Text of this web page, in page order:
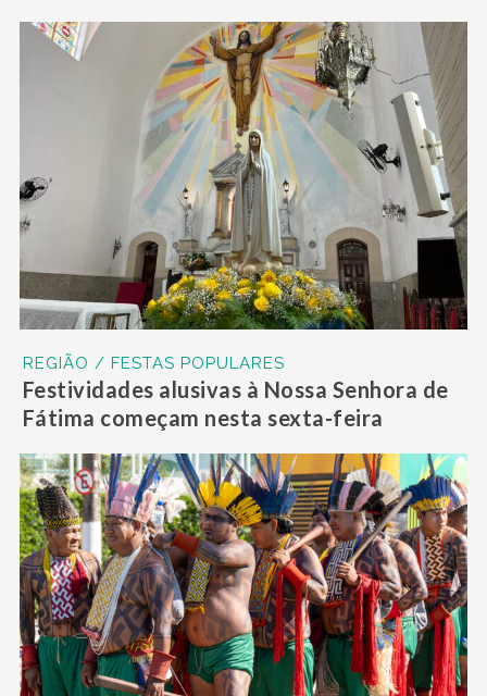
REGIÃO / FESTAS POPULARES
Festividades alusivas à Nossa Senhora de
Fátima começam nesta sexta-feira